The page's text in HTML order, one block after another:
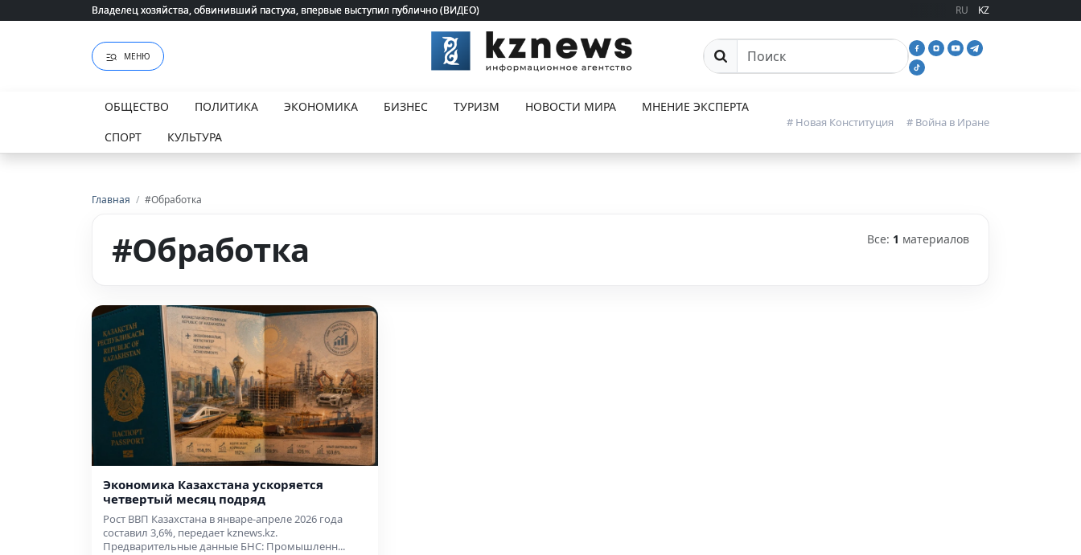
Владелец хозяйства, обвинивший пастуха, впервые выступил публично (ВИДЕО)
Владелец хозяйства, обвинивший пастуха, впервые выступил публично (ВИДЕО) RU KZ
МЕНЮ Поиск
ОБЩЕСТВО ПОЛИТИКА ЭКОНОМИКА БИЗНЕС ТУРИЗМ НОВОСТИ МИРА
МНЕНИЕ ЭКСПЕРТА
СПОРТ
КУЛЬТУРА
# Новая Конституция # Война в Иране
Главная / #Обработка
#Обработка Все: 1 материалов
Экономика Казахстана ускоряется
четвертый месяц подряд
Рост ВВП Казахстана в январе-апреле 2026 года
составил 3,6%, передает kznews.kz.
Предварительные данные БНС: Промышленн...